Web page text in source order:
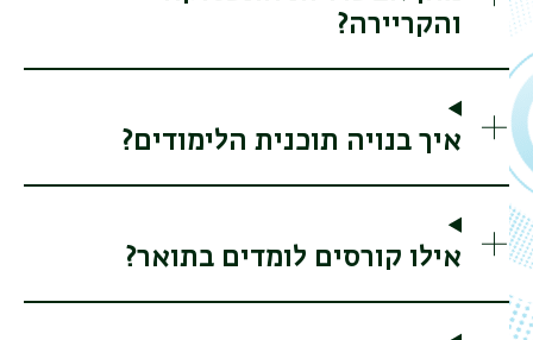
והקריירה?
איך בנויה תוכנית הלימודים?
אילו קורסים לומדים בתואר?